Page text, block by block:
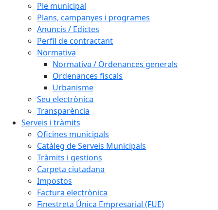
Ple municipal
Plans, campanyes i programes
Anuncis / Edictes
Perfil de contractant
Normativa
Normativa / Ordenances generals
Ordenances fiscals
Urbanisme
Seu electrònica
Transparència
Serveis i tràmits
Oficines municipals
Catàleg de Serveis Municipals
Tràmits i gestions
Carpeta ciutadana
Impostos
Factura electrònica
Finestreta Única Empresarial (FUE)